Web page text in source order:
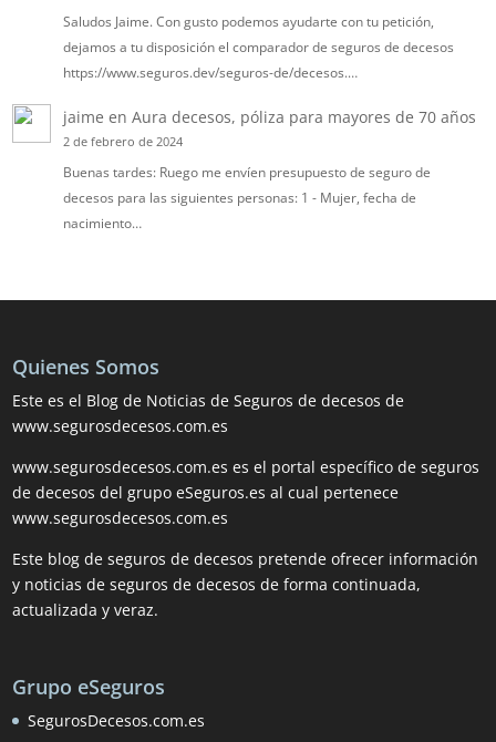
Saludos Jaime. Con gusto podemos ayudarte con tu petición,
dejamos a tu disposición el comparador de seguros de decesos
https://www.seguros.dev/seguros-de/decesos.…
jaime en Aura decesos, póliza para mayores de 70 años
2 de febrero de 2024
Buenas tardes: Ruego me envíen presupuesto de seguro de
decesos para las siguientes personas: 1 - Mujer, fecha de
nacimiento…
Quienes Somos
Este es el Blog de Noticias de Seguros de decesos de
www.segurosdecesos.com.es
www.segurosdecesos.com.es es el portal específico de seguros
de decesos del grupo eSeguros.es al cual pertenece
www.segurosdecesos.com.es
Este blog de seguros de decesos pretende ofrecer información
y noticias de seguros de decesos de forma continuada,
actualizada y veraz.
Grupo eSeguros
SegurosDecesos.com.es